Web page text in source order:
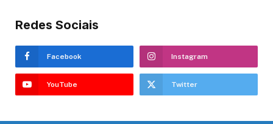
Redes Sociais
Facebook Instagram
YouTube Twitter